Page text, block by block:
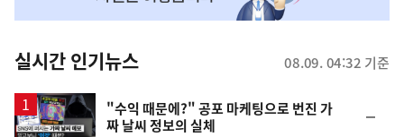
뉴
스
실시간 인기뉴스 08.09. 04:32 기준
영
상
"수익 때문에?" 공포 마케팅으로 번진 가
짜 날씨 정보의 실체